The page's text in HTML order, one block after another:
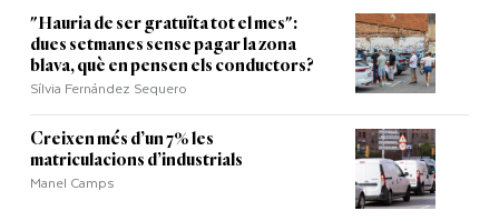
"Hauria de ser gratuïta tot el mes":
dues setmanes sense pagar la zona
blava, què en pensen els conductors?
Sílvia Fernández Sequero
Creixen més d’un 7% les
matriculacions d’industrials
Manel Camps